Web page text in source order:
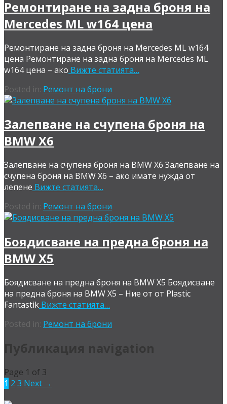
Ремонтиране на задна броня на
Mercedes ML w164 цена
Ремонтиране на задна броня на Mercedes ML w164
цена Ремонтиране на задна броня на Mercedes ML
w164 цена – ако Вижте статията…
Posted in: Ремонт на брони
Залепване на счупена броня на
BMW X6
Залепване на счупена броня на BMW X6 Залепване на
счупена броня на BMW X6 – ако имате нужда от
лепене Вижте статията…
Posted in: Ремонт на брони
Боядисване на предна броня на
BMW X5
Боядисване на предна броня на BMW X5 Боядисване
на предна броня на BMW X5 – Ние от от Plastic
Fantastik Вижте статията…
Posted in: Ремонт на брони
Публикация navigation
Page 1 of 3
1 2 3 Next →